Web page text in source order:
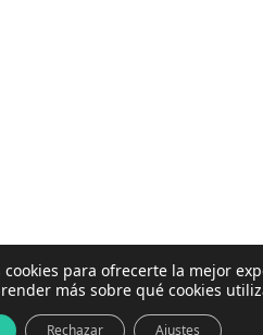
Info
cookies para ofrecerte la mejor
más sobre qué cookies
Rechazar Ajustes